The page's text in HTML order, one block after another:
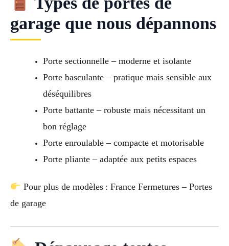
garage que nous dépannons
Porte sectionnelle – moderne et isolante
Porte basculante – pratique mais sensible aux
déséquilibres
Porte battante – robuste mais nécessitant un
bon réglage
Porte enroulable – compacte et motorisable
Porte pliante – adaptée aux petits espaces
Pour plus de modèles : France Fermetures – Portes
de garage